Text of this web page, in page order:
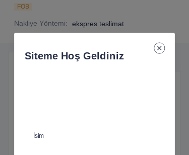
FOB
Nakliye Yöntemi: ekspres teslimat
Ürün Detayları
Siteme Hoş Geldiniz
İsim